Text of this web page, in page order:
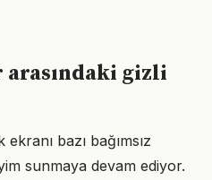
arasındaki gizli
bazı bağımsız
sunmaya devam ediyor.